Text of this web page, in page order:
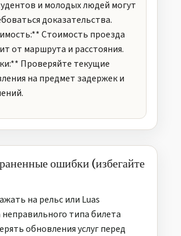
и молодых людей могут
доказательства.
Стоимость проезда
от маршрута и расстояния.
Проверяйте текущие
на предмет задержек и
ошибки (избегайте
на рельс или Luas
типа билета
обновления услуг перед